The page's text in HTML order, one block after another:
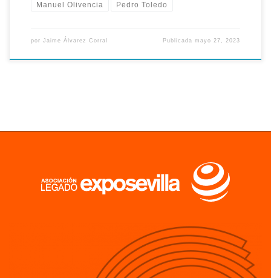
Manuel Olivencia Pedro Toledo
por Jaime Álvarez Corral Publicadamayo 27, 2023